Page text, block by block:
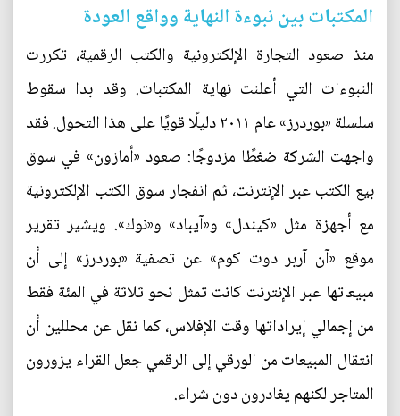
المكتبات بين نبوءة النهاية وواقع العودة
منذ صعود التجارة الإلكترونية والكتب الرقمية، تكررت
النبوءات التي أعلنت نهاية المكتبات. وقد بدا سقوط
سلسلة «بوردرز» عام ٢٠١١ دليلًا قويًا على هذا التحول. فقد
واجهت الشركة ضغطًا مزدوجًا: صعود «أمازون» في سوق
بيع الكتب عبر الإنترنت، ثم انفجار سوق الكتب الإلكترونية
مع أجهزة مثل «كيندل» و«آيباد» و«نوك». ويشير تقرير
موقع «آن آربر دوت كوم» عن تصفية «بوردرز» إلى أن
مبيعاتها عبر الإنترنت كانت تمثل نحو ثلاثة في المئة فقط
من إجمالي إيراداتها وقت الإفلاس، كما نقل عن محللين أن
انتقال المبيعات من الورقي إلى الرقمي جعل القراء يزورون
المتاجر لكنهم يغادرون دون شراء.